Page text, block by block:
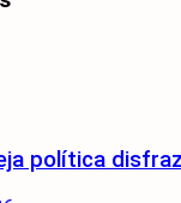
política